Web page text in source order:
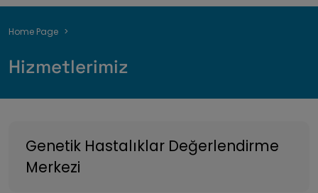
Breadcrumb
Home Page
Hizmetlerimiz
Genetik Hastalıklar Değerlendirme
Merkezi